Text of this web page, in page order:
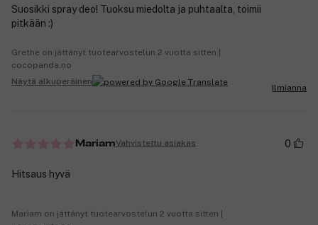
Suosikki spray deo! Tuoksu miedolta ja puhtaalta, toimii
pitkään :)
Grethe on jättänyt tuotearvostelun 2 vuotta sitten |
cocopanda.no
Näytä alkuperäinen
Ilmianna
MariamVahvistettu asiakas 0
Hitsaus hyvä
Mariam on jättänyt tuotearvostelun 2 vuotta sitten |